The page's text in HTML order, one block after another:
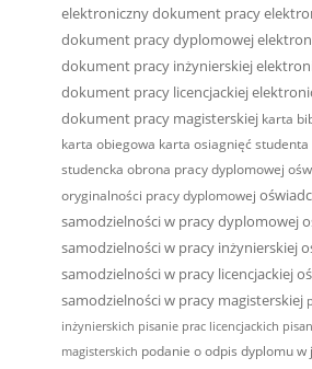
elektroniczny dokument pracy
dokument pracy dyplomowej
dokument pracy inżynierskiej
dokument pracy licencjackiej
dokument pracy magisterskiej karta
karta obiegowa karta osiagnięć studenta
studencka obrona pracy dyplomowej
oryginalności pracy dyplomowej
samodzielności w pracy dyplomowej
samodzielności w pracy inżynierskiej
samodzielności w pracy licencjackiej
samodzielności w pracy magisterskiej
inżynierskich pisanie prac licencjackich
magisterskich podanie o odpis dyplomu w